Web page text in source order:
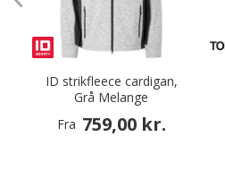
ID strikfleece cardigan,
Grå Melange
Fra 759,00 kr.